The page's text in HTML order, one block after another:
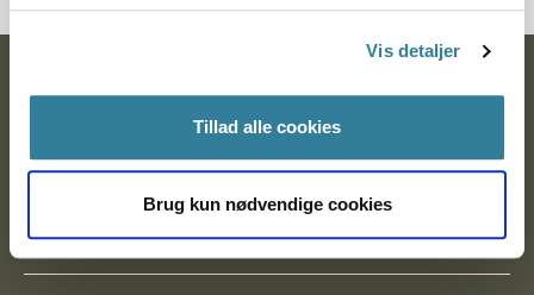
Vis detaljer
Tillad alle cookies
Brug kun nødvendige cookies
Ankestyrelsen
9000 Aalborg